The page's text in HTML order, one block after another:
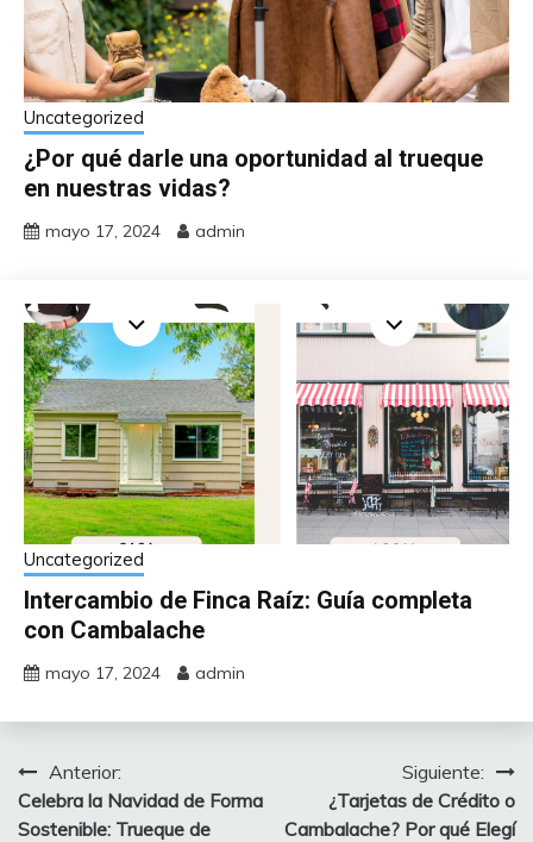
Uncategorized
¿Por qué darle una oportunidad al trueque
en nuestras vidas?
mayo 17, 2024 admin
Uncategorized
Intercambio de Finca Raíz: Guía completa
con Cambalache
mayo 17, 2024 admin
Navegación
de
Anterior:
Celebra la Navidad de Forma
Sostenible: Trueque de
Siguiente:
¿Tarjetas de Crédito o
Cambalache? Por qué Elegí